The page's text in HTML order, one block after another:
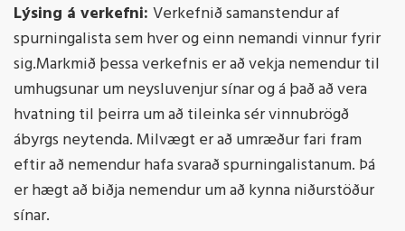
Lýsing á verkefni: Verkefnið samanstendur af
spurningalista sem hver og einn nemandi vinnur fyrir
sig.Markmið þessa verkefnis er að vekja nemendur til
umhugsunar um neysluvenjur sínar og á það að vera
hvatning til þeirra um að tileinka sér vinnubrögð
ábyrgs neytenda. Milvægt er að umræður fari fram
eftir að nemendur hafa svarað spurningalistanum. Þá
er hægt að biðja nemendur um að kynna niðurstöður
sínar.